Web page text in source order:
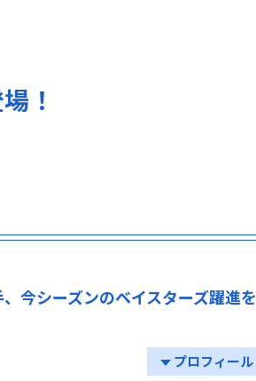
！
今シーズンのベイスターズ躍進を
プロフィール